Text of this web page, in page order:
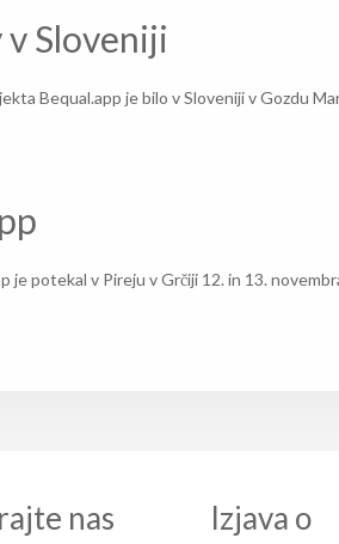
Sloveniji
Bequal.app je bilo v Sloveniji v Gozdu
potekal v Pireju v Grčiji 12. in 13.
nas
Izjava o